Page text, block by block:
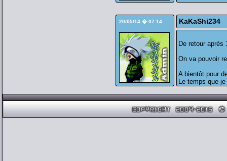
20/05/14 � 07:14 KaKaShi234
De retour
On va pouvoir
A bientôt pour
Le temps que